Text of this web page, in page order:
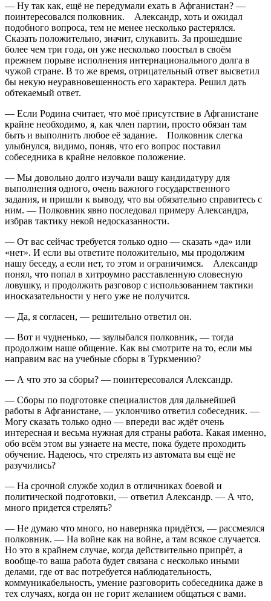
— Ну так как, ещё не передумали ехать в Афганистан? —
поинтересовался полковник. Александр, хоть и ожидал
подобного вопроса, тем не менее несколько растерялся.
Сказать положительно, значит, слукавить. За прошедшие
более чем три года, он уже несколько поостыл в своём
прежнем порыве исполнения интернационального долга в
чужой стране. В то же время, отрицательный ответ высветил
бы некую неуравновешенность его характера. Решил дать
обтекаемый ответ.
— Если Родина считает, что моё присутствие в Афганистане
крайне необходимо, я, как член партии, просто обязан там
быть и выполнить любое её задание. Полковник слегка
улыбнулся, видимо, поняв, что его вопрос поставил
собеседника в крайне неловкое положение.
— Мы довольно долго изучали вашу кандидатуру для
выполнения одного, очень важного государственного
задания, и пришли к выводу, что вы обязательно справитесь с
ним. — Полковник явно последовал примеру Александра,
избрав тактику некой недосказанности.
— От вас сейчас требуется только одно — сказать «да» или
«нет». И если вы ответите положительно, мы продолжим
нашу беседу, а если нет, то этом и ограничимся. Александр
понял, что попал в хитроумно расставленную словесную
ловушку, и продолжить разговор с использованием тактики
иносказательности у него уже не получится.
— Да, я согласен, — решительно ответил он.
— Вот и чудненько, — заулыбался полковник, — тогда
продолжим наше общение. Как вы смотрите на то, если мы
направим вас на учебные сборы в Туркмению?
— А что это за сборы? — поинтересовался Александр.
— Сборы по подготовке специалистов для дальнейшей
работы в Афганистане, — уклончиво ответил собеседник. —
Могу сказать только одно — впереди вас ждёт очень
интересная и весьма нужная для страны работа. Какая именно,
обо всём этом вы узнаете на месте, пока будете проходить
обучение. Надеюсь, что стрелять из автомата вы ещё не
разучились?
— На срочной службе ходил в отличниках боевой и
политической подготовки, — ответил Александр. — А что,
много придется стрелять?
— Не думаю что много, но наверняка придётся, — рассмеялся
полковник. — На войне как на войне, а там всякое случается.
Но это в крайнем случае, когда действительно припрёт, а
вообще-то ваша работа будет связана с несколько иными
делами, где от вас потребуется наблюдательность,
коммуникабельность, умение разговорить собеседника даже в
тех случаях, когда он не горит желанием общаться с вами.